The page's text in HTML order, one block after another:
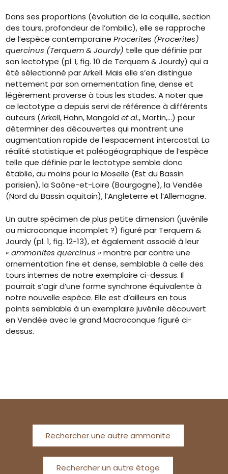
Dans ses proportions (évolution de la coquille, section
des tours, profondeur de l’ombilic), elle se rapproche
de l’espèce contemporaine Procerites (Procerites)
quercinus (Terquem & Jourdy) telle que définie par
son lectotype (pl. I, fig. 10 de Terquem & Jourdy) qui a
été sélectionné par Arkell. Mais elle s’en distingue
nettement par son ornementation fine, dense et
légèrement proverse à tous les stades. A noter que
ce lectotype a depuis servi de référence à différents
auteurs (Arkell, Hahn, Mangoldet al., Martin,…) pour
déterminer des découvertes qui montrent une
augmentation rapide de l’espacement intercostal. La
réalité statistique et paléogéographique de l’espèce
telle que définie par le lectotype semble donc
établie, au moins pour la Moselle (Est du Bassin
parisien), la Saône-et-Loire (Bourgogne), la Vendée
(Nord du Bassin aquitain), l’Angleterre et l’Allemagne.
Un autre spécimen de plus petite dimension (juvénile
ou microconque incomplet ?) figuré par Terquem &
Jourdy (pl. 1, fig. 12-13), et également associé à leur
« ammonites quercinus »montre par contre une
ornementation fine et dense, semblable à celle des
tours internes de notre exemplaire ci-dessus. Il
pourrait s’agir d’une forme synchrone équivalente à
notre nouvelle espèce. Elle est d’ailleurs en tous
points semblable à un exemplaire juvénile découvert
en Vendée avec le grand Macroconque figuré ci-
dessus.
Rechercher une autre ammonite
Rechercher un autre étage